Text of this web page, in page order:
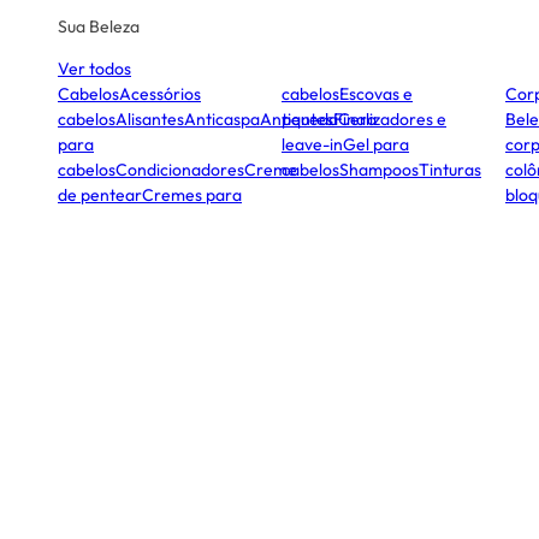
Sua Beleza
Ver todos
CabelosAcessórios
cabelosAlisantesAnticaspaAntiquedaCera
para
cabelosCondicionadoresCreme
de pentearCremes para
cabelosEscovas e
pentesFinalizadores e
leave-inGel para
cabelosShampoosTinturas